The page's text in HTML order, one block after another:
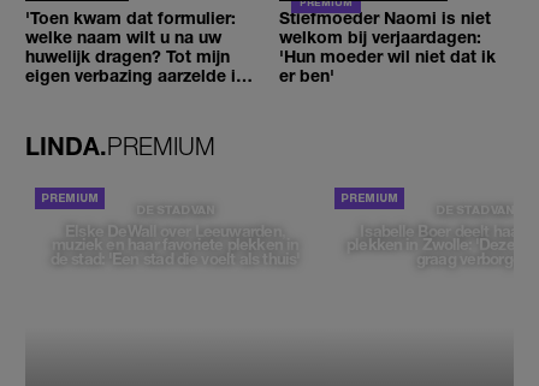
'Toen kwam dat formulier:
welke naam wilt u na uw
huwelijk dragen? Tot mijn
eigen verbazing aarzelde ik
Stiefmoeder Naomi is niet
welkom bij verjaardagen:
'Hun moeder wil niet dat ik
er ben'
LINDA.PREMIUM
DE STAD VAN
Elske DeWall over Leeuwarden,
muziek en haar favoriete plekken in
de stad: 'Een stad die voelt als thuis'
DE STAD VAN
Isabelle Boer deelt haar
plekken in Zwolle: 'Deze
graag verborgen'